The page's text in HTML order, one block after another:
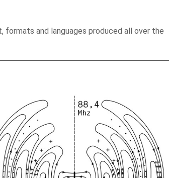
and languages produced all over the